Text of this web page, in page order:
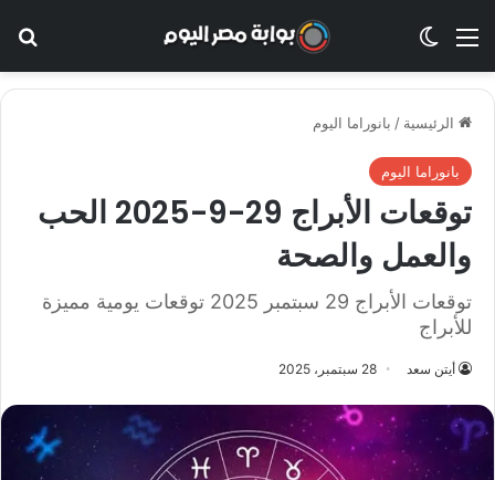
القائمة الوضع المظلم
الرئيسية / بانوراما اليوم
بانوراما اليوم
توقعات الأبراج 29-9-2025 الحب
والعمل والصحة
توقعات الأبراج 29 سبتمبر 2025 توقعات يومية مميزة
للأبراج
أيتن سعد 28 سبتمبر، 2025